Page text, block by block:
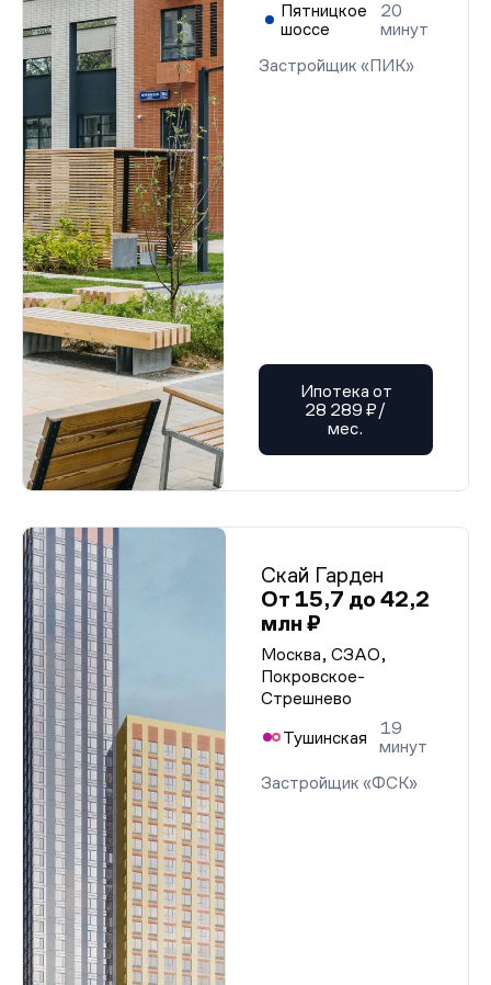
Пятницкое
шоссе
20
минут
Застройщик «ПИК»
Ипотека от
28 289 ₽/
мес.
Скай Гарден
От 15,7 до 42,2
млн ₽
Москва, СЗАО,
Покровское-
Стрешнево
Тушинская
19
минут
Застройщик «ФСК»